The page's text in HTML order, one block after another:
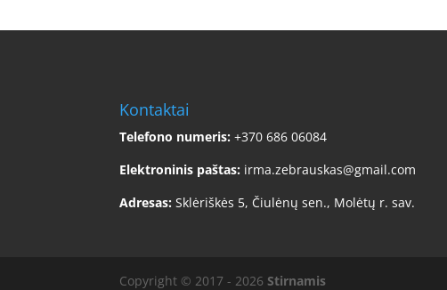
Kontaktai
Telefono numeris: +370 686 06084
Elektroninis paštas: irma.zebrauskas@gmail.com
Adresas: Sklėriškės 5, Čiulėnų sen., Molėtų r. sav.
Copyright © 2017 - 2026Stirnamis